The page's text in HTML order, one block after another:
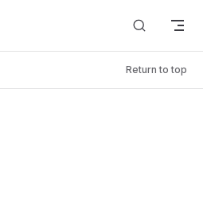
Return to top